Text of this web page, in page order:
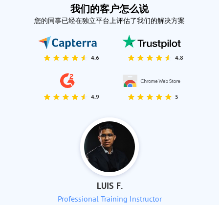
我们的客户怎么说
您的同事已经在独立平台上评估了我们的解决方案
4.6 4.8
4.9 5
LUIS F.
Professional Training Instructor